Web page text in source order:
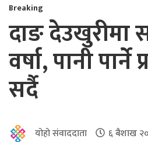
Breaking
दाङ देउखुरीमा
वर्षा, पानी पार्ने
सर्दै
योहो संवाददाता ६ बैशाख